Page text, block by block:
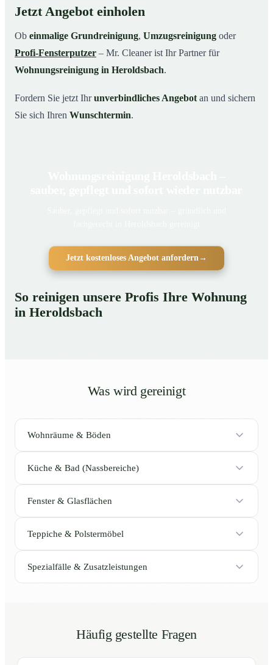
Jetzt Angebot einholen
Ob einmalige Grundreinigung, Umzugsreinigung oder
Profi-Fensterputzer – Mr. Cleaner ist Ihr Partner für
Wohnungsreinigung in Heroldsbach.
Fordern Sie jetzt Ihrunverbindliches Angebot an und sichern
Sie sich Ihren Wunschtermin.
Jetzt kostenloses Angebot anfordern→
So reinigen unsere Profis Ihre Wohnung
in Heroldsbach
Was wird gereinigt
Wohnräume & Böden
Küche & Bad (Nassbereiche)
Fenster & Glasflächen
Teppiche & Polstermöbel
Spezialfälle & Zusatzleistungen
Häufig gestellte Fragen